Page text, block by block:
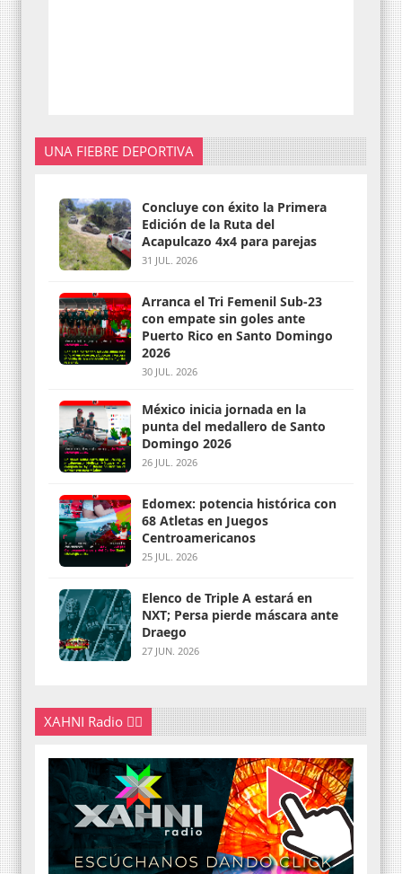
UNA FIEBRE DEPORTIVA
Concluye con éxito la Primera
Edición de la Ruta del
Acapulcazo 4x4 para parejas
31 JUL. 2026
Arranca el Tri Femenil Sub-23
con empate sin goles ante
Puerto Rico en Santo Domingo
2026
30 JUL. 2026
México inicia jornada en la
punta del medallero de Santo
Domingo 2026
26 JUL. 2026
Edomex: potencia histórica con
68 Atletas en Juegos
Centroamericanos
25 JUL. 2026
Elenco de Triple A estará en
NXT; Persa pierde máscara ante
Draego
27 JUN. 2026
XAHNI Radio 👇🏽